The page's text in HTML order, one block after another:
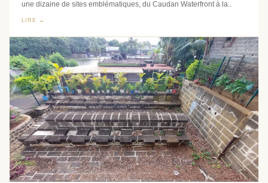
une dizaine de sites emblématiques, du Caudan Waterfront à la..
LIRE →